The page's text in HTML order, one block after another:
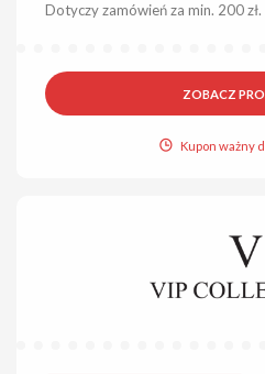
Dotyczy zamówień za min. 200 zł.
ZOBACZ
Kupon ważny